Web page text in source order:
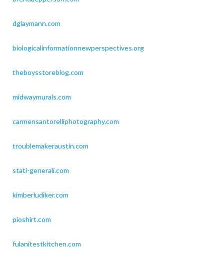
dglaymann.com
biologicalinformationnewperspectives.org
theboysstoreblog.com
midwaymurals.com
carmensantorelliphotography.com
troublemakeraustin.com
stati-generali.com
kimberludiker.com
pioshirt.com
fulanitestkitchen.com